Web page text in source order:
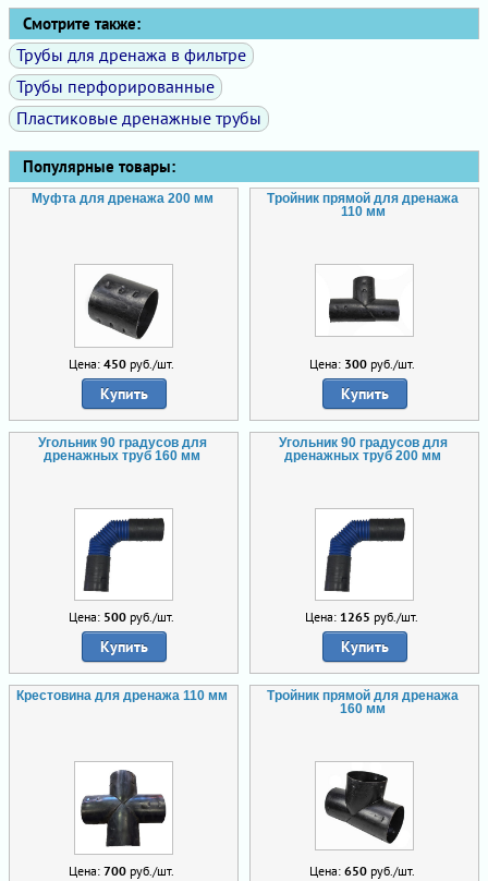
Смотрите также:
Трубы для дренажа в фильтре
Трубы перфорированные
Пластиковые дренажные трубы
Популярные товары:
Муфта для дренажа 200 мм
Цена: 450руб./шт.
Купить
Тройник прямой для дренажа
110 мм
Цена: 300руб./шт.
Купить
Угольник 90 градусов для
дренажных труб 160 мм
Цена: 500руб./шт.
Купить
Угольник 90 градусов для
дренажных труб 200 мм
Цена: 1265 руб./шт.
Купить
Крестовина для дренажа 110 мм
Цена: 700руб./шт.
Тройник прямой для дренажа
160 мм
Цена: 650руб./шт.